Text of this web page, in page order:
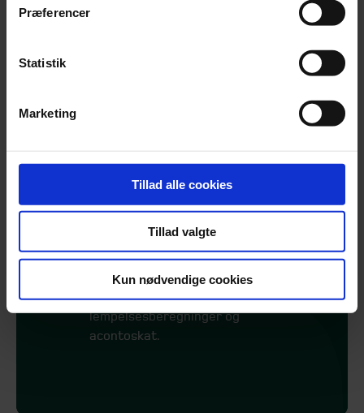
Præferencer
Statistik
Marketing
Tillad alle cookies
Tillad valgte
Kun nødvendige cookies
eller i Danmark
Fonde, foreninger og
for personer og selskaber
Review af selvangivelser og andre
skattemæssige opgørelser
Skatteberegning, kildeskatter,
lempelsesberegninger og
acontoskat.